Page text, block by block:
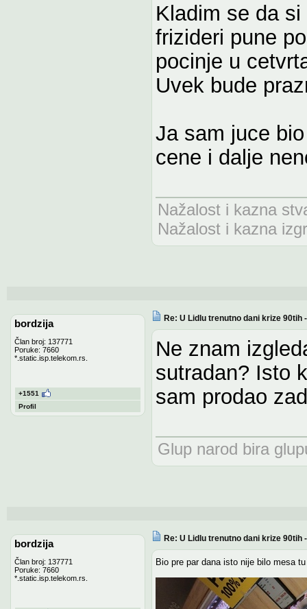
Kladim se da
frizideri pune
pocinje u
Uvek bude
Ja sam juce
cene i dalje
Nažalost i kazna
Nažalost i kazna
bordzija
Član broj: 137771
Poruke: 7660
*.static.isp.telekom.rs.
+1551
Profil
Re: U Lidlu trenutno dani krize 90tih
Ne znam
sutradan? Isto
sam prodao
Glup narod bira
bordzija
Član broj: 137771
Poruke: 7660
*.static.isp.telekom.rs.
Re: U Lidlu trenutno dani krize 90tih
Bio pre par dana isto nije bilo mesa